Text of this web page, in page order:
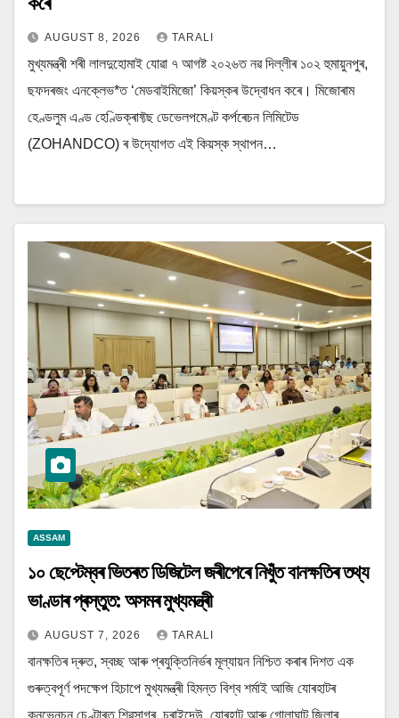
AUGUST 8, 2026 TARALI
মুখ্যমন্ত্ৰী শৰী লালদুহোমাই যোৱা ৭ আগষ্ট ২০২৬ত নৱ দিল্লীৰ ১০২ হুমায়ুনপুৰ,
ছফদৰজং এনক্লেভ*ত ‘মেডবাইমিজো’ কিয়স্কৰ উদ্বোধন কৰে। মিজোৰাম
হেণ্ডলুম এণ্ড হেণ্ডিক্ৰাফ্টছ ডেভেলপমেণ্ট কৰ্পৰেচন লিমিটেড
(ZOHANDCO) ৰ উদ্যোগত এই কিয়স্ক স্থাপন…
ASSAM
১০ ছেপ্টেম্বৰ ভিতৰত ডিজিটেল জৰীপেৰে নিখুঁত বানক্ষতিৰ তথ্য
ভাণ্ডাৰ প্ৰস্তুত: অসমৰ মুখ্যমন্ত্ৰী
AUGUST 7, 2026 TARALI
বানক্ষতিৰ দ্ৰুত, স্বচ্ছ আৰু প্ৰযুক্তিনিৰ্ভৰ মূল্যায়ন নিশ্চিত কৰাৰ দিশত এক
গুৰুত্বপূৰ্ণ পদক্ষেপ হিচাপে মুখ্যমন্ত্ৰী হিমন্ত বিশ্ব শৰ্মাই আজি যোৰহাটৰ
কনভেনচন চেণ্টাৰত শিৱসাগৰ, চৰাইদেউ, যোৰহাট আৰু গোলাঘাট জিলাৰ